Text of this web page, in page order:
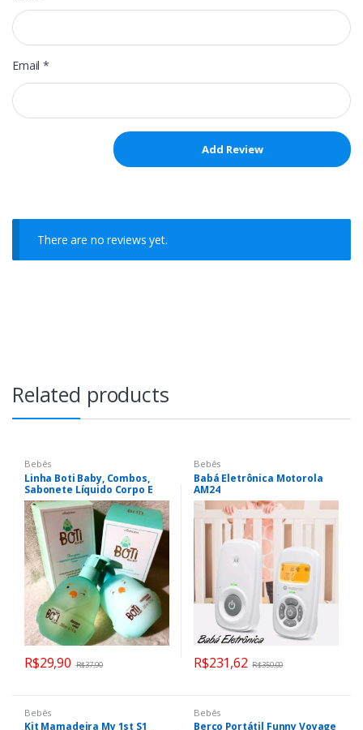
Email*
There are no reviews yet.
Related products
Bebês
Linha Boti Baby, Combos,
Sabonete Líquido Corpo E
Cabelo, Loção Hidratante,
Shampoo , Condicionador ,
Loção Banho e Pós-Banho
R$29,90 R$37,90
Bebês
Babá Eletrônica Motorola
AM24
R$231,62 R$350,00
Bebês
Kit Mamadeira My 1st S1
Bebês
Berço Portátil Funny Voyage